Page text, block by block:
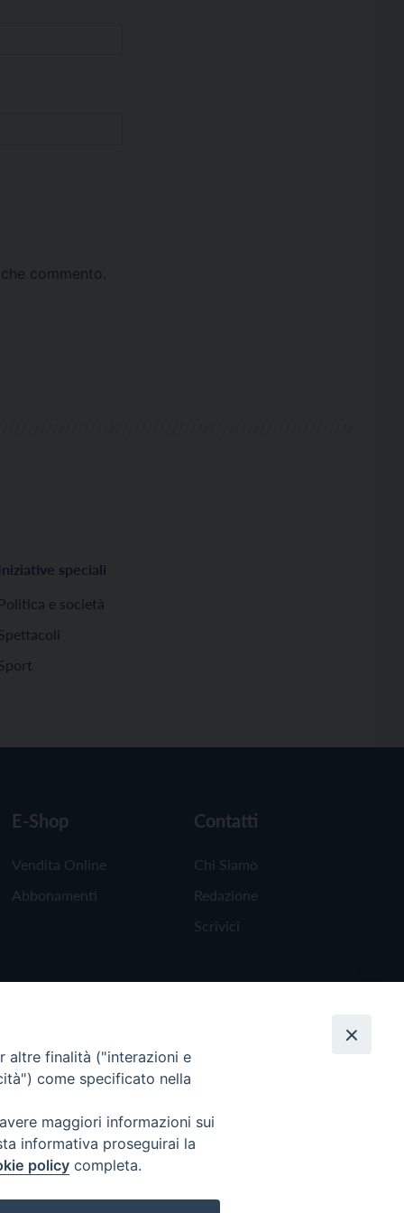
commento.
Iniziative speciali
Politica e società
E-Shop
Vendita Online
Abbonamenti
Contatti
Chi Siamo
Redazione
Scrivici
altre finalità ("interazioni e
come specificato nella
maggiori informazioni sui
informativa proseguirai la
policy completa.